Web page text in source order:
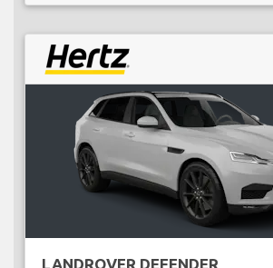
LANDROVER DEFENDER